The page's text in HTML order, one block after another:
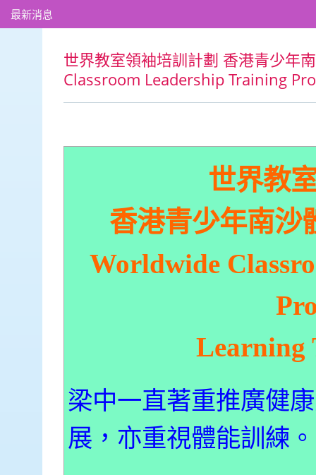
最新消息
世界教室領袖培訓計劃 香港青少年
Classroom Leadership Training
世界教
香港青少年南沙
Worldwide
Learning
梁中一直著重推廣健
展，亦重視體能訓練。